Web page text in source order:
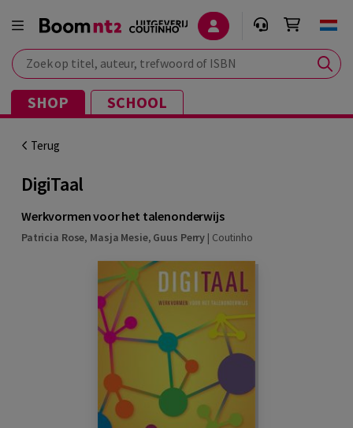
Zoek op titel, auteur, trefwoord of ISBN
SHOP SCHOOL
Terug
DigiTaal
Werkvormen voor het talenonderwijs
Patricia Rose, Masja Mesie, Guus Perry | Coutinho